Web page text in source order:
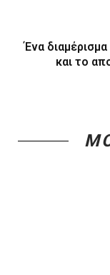
Ένα
και το